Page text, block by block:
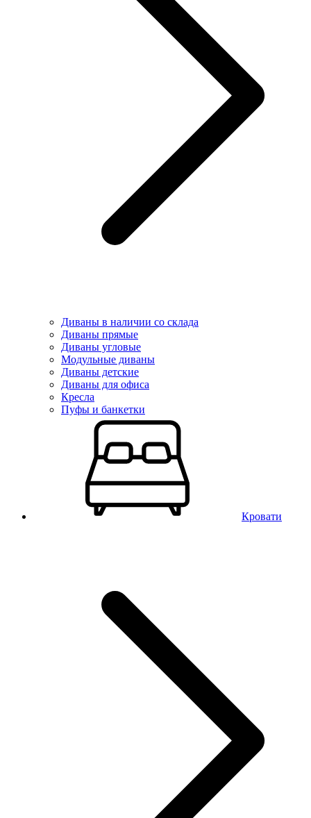
Диваны в наличии со склада
Диваны прямые
Диваны угловые
Модульные диваны
Диваны детские
Диваны для офиса
Кресла
Пуфы и банкетки
Кровати